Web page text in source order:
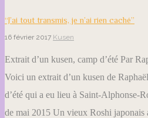
“J’ai tout transmis, je n’ai rien caché”
16 février 2017 Kusen
Extrait d’un kusen, camp d’été Par
Voici un extrait d’un kusen de
d’été qui a eu lieu à Saint-Alphonse-
de mai 2015 Un vieux Roshi japonais